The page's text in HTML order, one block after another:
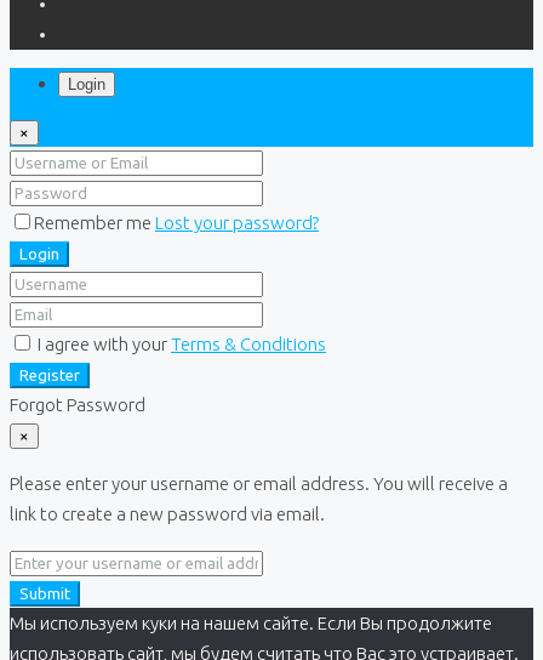
Login
×
Remember me Lost your password?
Login
I agree with yourTerms & Conditions
Register
Forgot Password
×
Please enter your username or email address. You will receive a
link to create a new password via email.
Submit
Мы используем куки на нашем сайте. Если Вы продолжите
использовать сайт, мы будем считать что Вас это устраивает.